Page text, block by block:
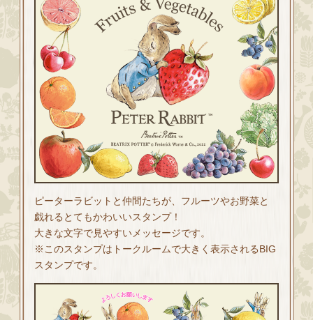
ピーターラビットと仲間たちが、フルーツやお野菜と
戯れるとてもかわいいスタンプ！
大きな文字で見やすいメッセージです。
※このスタンプはトークルームで大きく表示されるBIG
スタンプです。